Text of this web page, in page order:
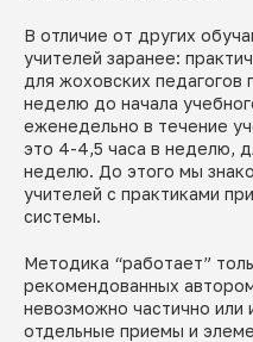
В отличие от других
учителей заранее:
для жоховских педагогов
неделю до начала
еженедельно в течение
это 4-4,5 часа в неделю,
неделю. До этого мы
учителей с практиками
системы.
Методика “работает”
рекомендованных
невозможно частично или
отдельные приемы и